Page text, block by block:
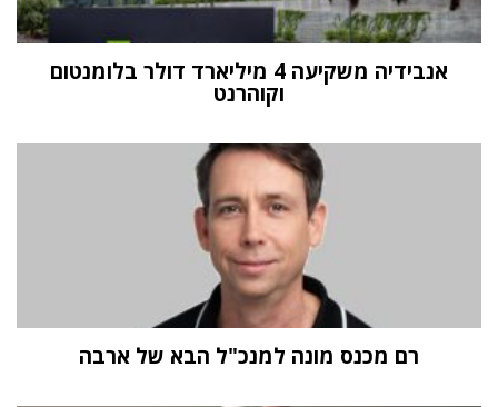
אנבידיה משקיעה 4 מיליארד דולר בלומנטום
וקוהרנט
רם מכנס מונה למנכ"ל הבא של ארבה